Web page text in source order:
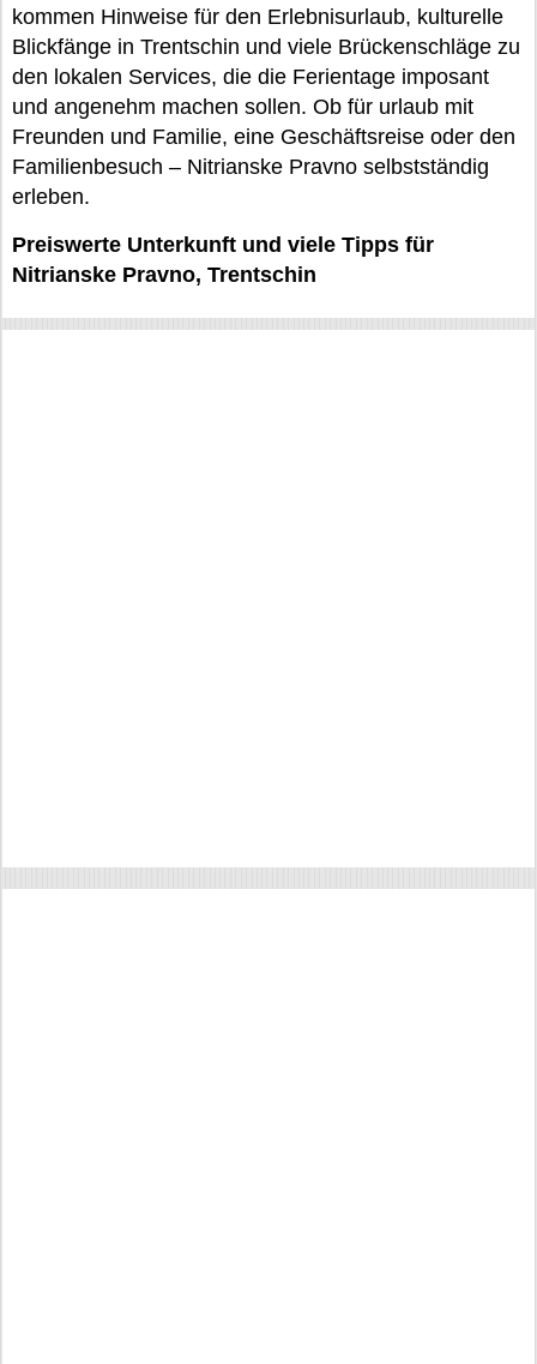
kommen Hinweise für den Erlebnisurlaub, kulturelle
Blickfänge in Trentschin und viele Brückenschläge zu
den lokalen Services, die die Ferientage imposant
und angenehm machen sollen. Ob für urlaub mit
Freunden und Familie, eine Geschäftsreise oder den
Familienbesuch – Nitrianske Pravno selbstständig
erleben.
Preiswerte Unterkunft und viele Tipps für
Nitrianske Pravno, Trentschin